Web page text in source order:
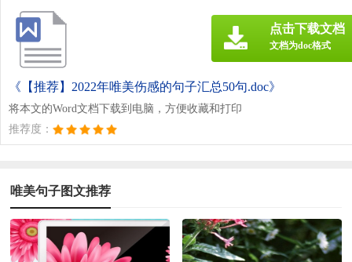
《【推荐】2022年唯美伤感的句子汇总50句.doc》
将本文的Word文档下载到电脑，方便收藏和打印
推荐度：
点击下载文档
文档为doc格式
唯美句子图文推荐